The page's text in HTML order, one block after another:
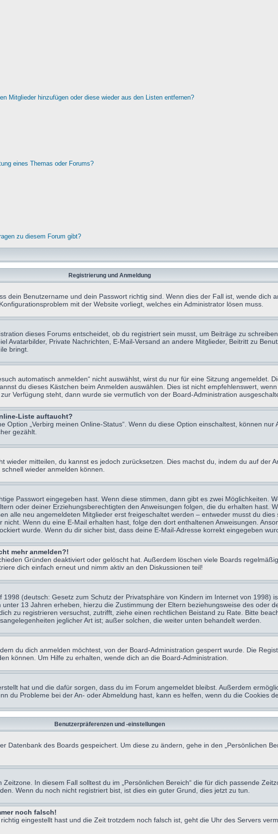
Mitglieder hinzufügen oder diese wieder aus den Listen entfernen?
eines Themas oder Forums?
zu diesem Forum gibt?
Registrierung und Anmeldung
dein Benutzername und dein Passwort richtig sind. Wenn dies der Fall ist, wende dich
mit der Website vorliegt, welches ein Administrator lösen muss.
dieses Forums entscheidet, ob du registriert sein musst, um Beiträge zu
Avatarbilder, Private Nachrichten, E-Mail-Versand an andere Mitglieder, Beitritt zu
bringt.
automatisch anmelden“ nicht auswählst, wirst du nur für eine Sitzung angemeldet.
du dieses Kästchen beim Anmelden auswählen. Dies ist nicht empfehlenswert,
Verfügung steht, dann wurde sie vermutlich von der Board-Administration
Liste auftaucht?
„Verbirg meinen Online-Status“. Wenn du diese Option einschaltest, können
gezählt.
wieder mitteilen, du kannst es jedoch zurücksetzen. Dies machst du, indem du auf der
wieder anmelden können.
Passwort eingegeben hast. Wenn diese stimmen, dann gibt es zwei Möglichkeiten.
oder deiner Erziehungsberechtigten den Anweisungen folgen, die du erhalten hast.
alle neu angemeldeten Mitglieder erst freigeschaltet werden – entweder musst du
Wenn du eine E-Mail erhalten hast, folge den dort enthaltenen Anweisungen.
wurde. Wenn du dir sicher bist, dass deine E-Mail-Adresse korrekt eingegeben
mehr anmelden?!
Gründen deaktiviert oder gelöscht hat. Außerdem löschen viele Boards
dich einfach erneut und nimm aktiv an den Diskussionen teil!
(deutsch: Gesetz zum Schutz der Privatsphäre von Kindern im Internet von 1998)
13 Jahren erheben, hierzu die Zustimmung der Eltern beziehungsweise des oder
zu registrieren versuchst, zutrifft, ziehe einen rechtlichen Beistand zu Rate. Bitte
jeglicher Art ist; außer solchen, die weiter unten behandelt werden.
du dich anmelden möchtest, von der Board-Administration gesperrt wurde. Die
können. Um Hilfe zu erhalten, wende dich an die Board-Administration.
hat und die dafür sorgen, dass du im Forum angemeldet bleibst. Außerdem
du Probleme bei der An- oder Abmeldung hast, kann es helfen, wenn du die Cookies
Benutzerpräferenzen und -einstellungen
Datenbank des Boards gespeichert. Um diese zu ändern, gehe in den „Persönlichen
In diesem Fall solltest du im „Persönlichen Bereich“ die für dich passende
Wenn du noch nicht registriert bist, ist dies ein guter Grund, dies jetzt zu tun.
noch falsch!
eingestellt hast und die Zeit trotzdem noch falsch ist, geht die Uhr des Servers